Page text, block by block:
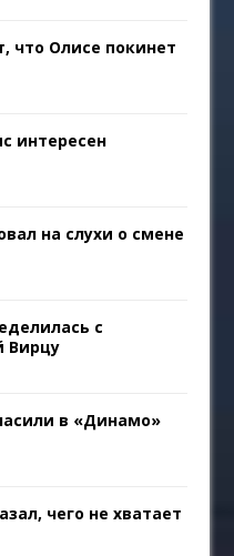
что Олисе покинет
интересен
на слухи о смене
с
Вирцу
в «Динамо»
чего не хватает